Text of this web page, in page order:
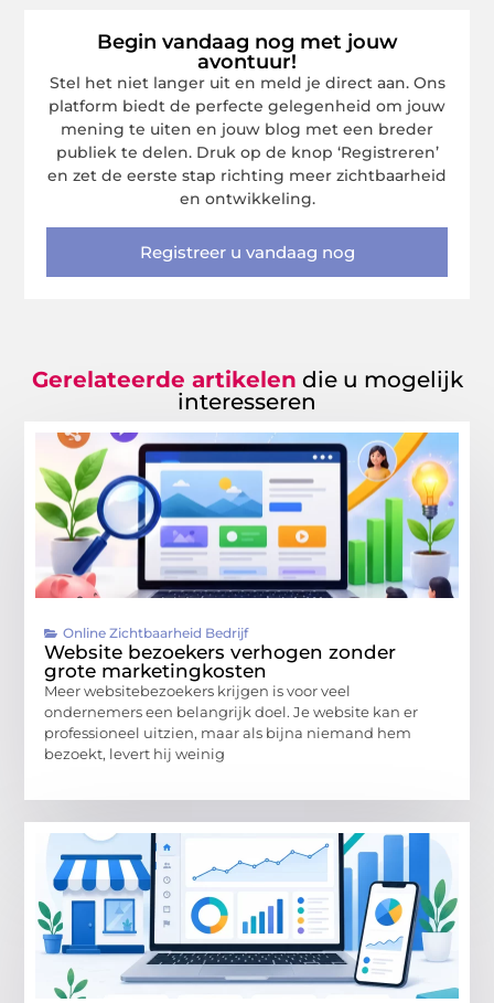
Begin vandaag nog met jouw
avontuur!
Stel het niet langer uit en meld je direct aan. Ons
platform biedt de perfecte gelegenheid om jouw
mening te uiten en jouw blog met een breder
publiek te delen. Druk op de knop ‘Registreren’
en zet de eerste stap richting meer zichtbaarheid
en ontwikkeling.
Registreer u vandaag nog
Gerelateerde artikelen die u mogelijk
interesseren
Online Zichtbaarheid Bedrijf
Website bezoekers verhogen zonder
grote marketingkosten
Meer websitebezoekers krijgen is voor veel
ondernemers een belangrijk doel. Je website kan er
professioneel uitzien, maar als bijna niemand hem
bezoekt, levert hij weinig